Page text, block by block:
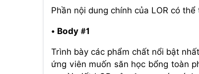
Phần nội dung chính của LOR có
• Body #1
Trình bày các phẩm chất nổi bật
ứng viên muốn săn học bổng toàn